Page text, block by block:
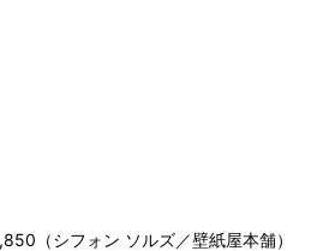
（シフォン ソルズ／壁紙屋本舗）